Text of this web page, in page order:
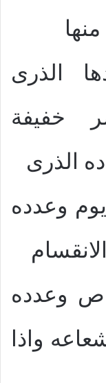
الذرى
خفيفة
الذرى
وعدده
وعدده
اشعاعه واذا